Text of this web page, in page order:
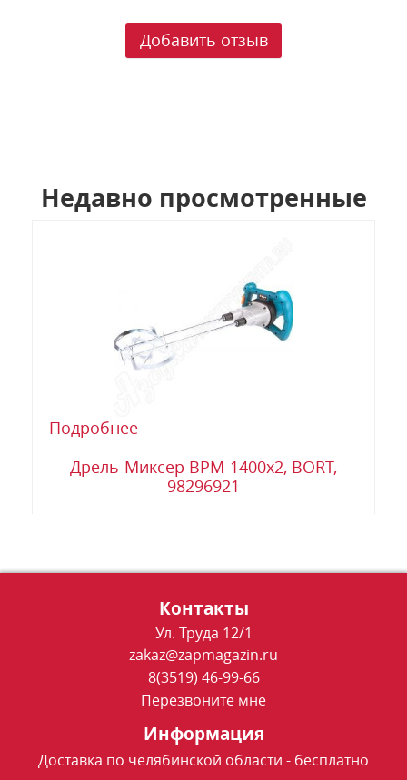
Добавить отзыв
Недавно просмотренные
Подробнее
Дрель-Миксер BPM-1400x2, BORT,
98296921
Контакты
Ул. Труда 12/1
zakaz@zapmagazin.ru
8(3519) 46-99-66
Перезвоните мне
Информация
Доставка по челябинской области - бесплатно